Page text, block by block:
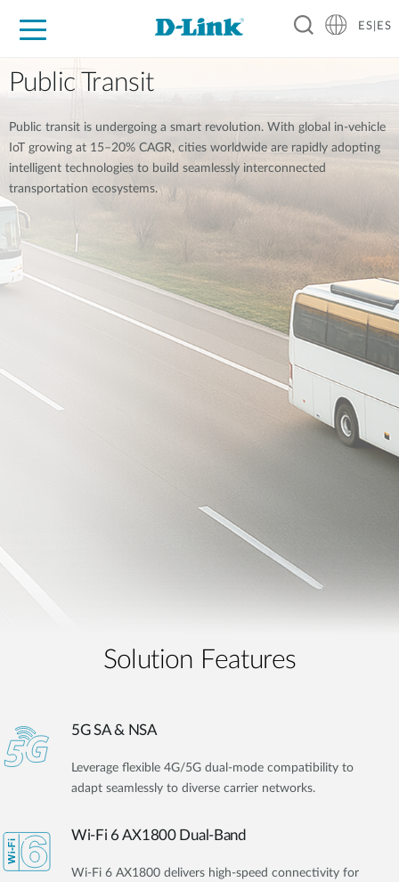
Hogar Digital
Empresas
Industria
Soporte
Resources
Partners
ES|ES
Public Transit
Public transit is undergoing a smart revolution. With global in-vehicle
IoT growing at 15–20% CAGR, cities worldwide are rapidly adopting
intelligent technologies to build seamlessly interconnected
transportation ecosystems.
Solution Features
5G SA & NSA
Leverage flexible 4G/5G dual-mode compatibility to
adapt seamlessly to diverse carrier networks.
Wi-Fi 6 AX1800 Dual-Band
Wi-Fi 6 AX1800 delivers high-speed connectivity for